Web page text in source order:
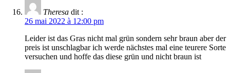
Theresa dit :
26 mai 2022 à 12:00 pm
Leider ist das Gras nicht mal grün sondern sehr braun aber der
preis ist unschlagbar ich werde nächstes mal eine teurere Sorte
versuchen und hoffe das diese grün und nicht braun ist